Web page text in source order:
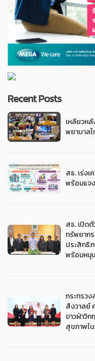
Recent Posts
เหลียวห
พยาบาลไ
สธ. เร่ง
พร้อมแจ
สธ. เปิด
ทรัพยาก
ประสิทธิ
พร้อมหนุ
กระทรว
สังวาลย์
ขาวฝ่าวิ
สุขภาพใ